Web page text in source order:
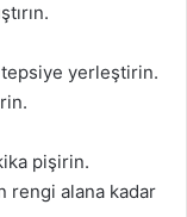
tepsiye yerleştirin.
pişirin.
rengi alana kadar